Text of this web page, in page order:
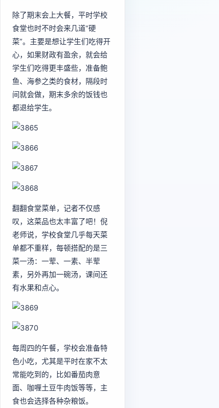
除了期末会上大餐，平时学校
食堂也时不时会来几道“硬
菜”。主要是想让学生们吃得开
心，如果财政有盈余，就会给
学生们吃得更丰盛些，准备鲍
鱼、海参之类的食材，隔段时
间就会做，期末多余的饭钱也
都退给学生。
翻翻食堂菜单，记者不仅感
叹，这菜品也太丰富了吧！倪
老师说，学校食堂几乎每天菜
单都不重样，每顿搭配的是三
菜一汤：一荤、一素、半荤
素，另外再加一碗汤，课间还
有水果和点心。
每周四的午餐，学校会准备特
色小吃，尤其是平时在家不太
常能吃到的，比如番茄肉意
面、咖喱土豆牛肉饭等等，主
食也会选择各种杂粮饭。